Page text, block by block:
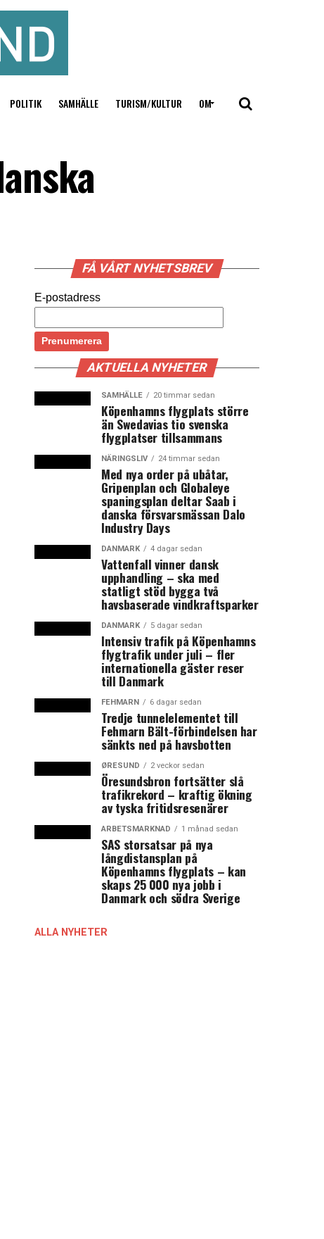
POLITIK SAMHÄLLE TURISM/KULTUR OM
FÅ VÅRT NYHETSBREV
E-postadress
AKTUELLA NYHETER
SAMHÄLLE 20 timmar sedan
Köpenhamns flygplats större
än Swedavias tio svenska
flygplatser tillsammans
NÄRINGSLIV 24 timmar sedan
Med nya order på ubåtar,
Gripenplan och Globaleye
spaningsplan deltar Saab i
danska försvarsmässan Dalo
Industry Days
DANMARK 4 dagar sedan
Vattenfall vinner dansk
upphandling – ska med
statligt stöd bygga två
havsbaserade vindkraftsparker
DANMARK 5 dagar sedan
Intensiv trafik på Köpenhamns
flygtrafik under juli – fler
internationella gäster reser
till Danmark
FEHMARN 6 dagar sedan
Tredje tunnelelementet till
Fehmarn Bält-förbindelsen har
sänkts ned på havsbotten
ØRESUND 2 veckor sedan
Öresundsbron fortsätter slå
trafikrekord – kraftig ökning
av tyska fritidsresenärer
ARBETSMARKNAD 1 månad sedan
SAS storsatsar på nya
långdistansplan på
Köpenhamns flygplats – kan
skaps 25 000 nya jobb i
Danmark och södra Sverige
ALLA NYHETER